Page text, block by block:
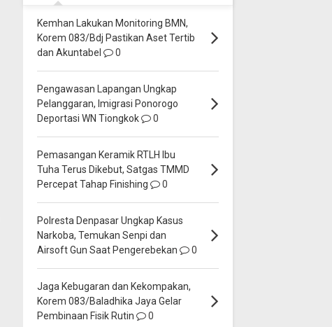
Kemhan Lakukan Monitoring BMN,
Korem 083/Bdj Pastikan Aset Tertib
dan Akuntabel
0
Pengawasan Lapangan Ungkap
Pelanggaran, Imigrasi Ponorogo
Deportasi WN Tiongkok
0
Pemasangan Keramik RTLH Ibu
Tuha Terus Dikebut, Satgas TMMD
Percepat Tahap Finishing
0
Polresta Denpasar Ungkap Kasus
Narkoba, Temukan Senpi dan
Airsoft Gun Saat Pengerebekan
0
Jaga Kebugaran dan Kekompakan,
Korem 083/Baladhika Jaya Gelar
Pembinaan Fisik Rutin
0